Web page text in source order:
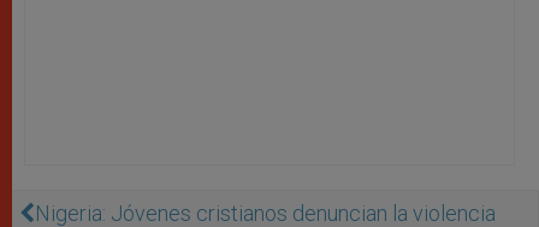
Nigeria: Jóvenes cristianos denuncian la violencia